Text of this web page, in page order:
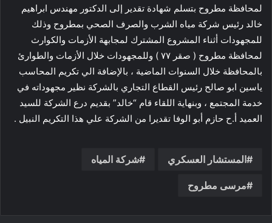
لمحافظة مطروح بتسلم شهادة تقدير إلى الدكتور مهندس ابراهيم
خالد رئيس شركة مياه الشرب والصرف الصحي بمطروح وذلك
للمجهودات أثناء المشروع المشترك لمجابهة الأزمات والكوارث
لمحافظة مطروح ( صقر ٧٧ ) وللمجهودات خلال الأزمات والطوارئ
بالمحافظة خلال السنوات الماضية ، بالإضافة الي تكريم المحاسب
ياسين ابو صالح رئيس القطاع التجاري بالشركة نظير مجهوداته في
خدمة المجتمع ، وبنهاية اللقاء قام “خالد” بقديم درع الشركة للسيد
العميد أ.ح حازم أبو الوفا تقديرا من الشركة علي هذا التكريم النبيل .
المستشار العسكري شركة المياه
مرسى مطروح